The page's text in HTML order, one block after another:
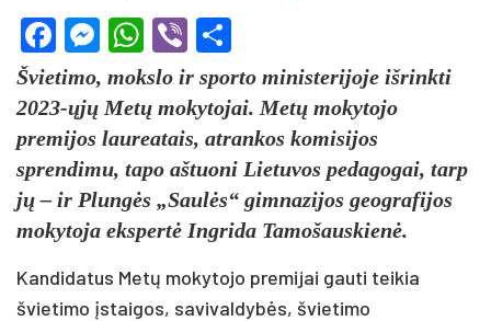
Facebook
Messenger
WhatsApp
Viber
Švietimo, mokslo ir sporto ministerijoje išrinkti
2023-ųjų Metų mokytojai. Metų mokytojo
premijos laureatais, atrankos komisijos
sprendimu, tapo aštuoni Lietuvos pedagogai, tarp
jų – ir Plungės „Saulės“ gimnazijos geografijos
mokytoja ekspertė Ingrida Tamošauskienė.
Kandidatus Metų mokytojo premijai gauti teikia
švietimo įstaigos, savivaldybės, švietimo